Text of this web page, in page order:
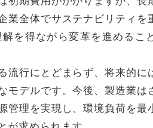
業全体でサステナビリティを
を得ながら変革を進めるこ
流行にとどまらず、将来的に
モデルです。今後、製造業は
管理を実現し、環境負荷を最